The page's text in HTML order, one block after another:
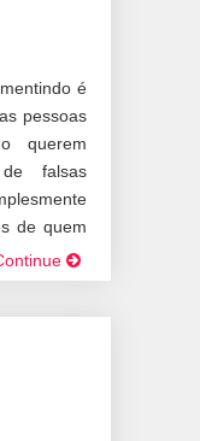
é
pessoas
querem
falsas
de quem